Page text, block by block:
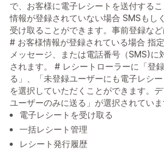
で、お客様に電子レシートを送付する
情報が登録されていない場合 SMSもし
受け取ることができます。事前登録など
# お客様情報が登録されている場合 指
メッセージ、または電話番号（SMS)に
されます。 # レシートローラーに「登
る」、「未登録ユーザーにも電子レシ
を選択していただくことができます。
ユーザーのみに送る」が選択されていま
電子レシートを受け取る
一括レシート管理
レシート発行履歴